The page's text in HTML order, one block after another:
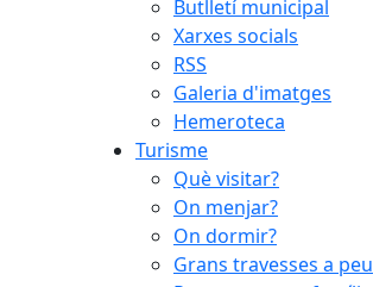
Butlletí municipal
Xarxes socials
RSS
Galeria d'imatges
Hemeroteca
Turisme
Què visitar?
On menjar?
On dormir?
Grans travesses a peu